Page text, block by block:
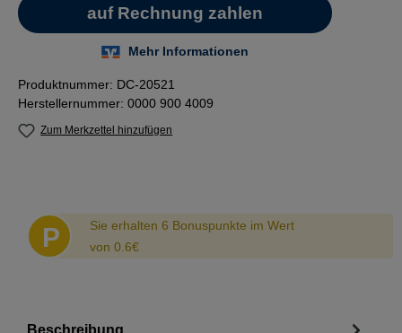
Produktnummer: DC-20521
Herstellernummer: 0000 900 4009
Zum Merkzettel hinzufügen
P
Sie erhalten 6 Bonuspunkte im Wert
von 0.6€
Beschreibung